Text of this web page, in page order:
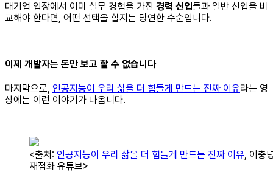
대기업 입장에서 이미 실무 경험을 가진 경력 신입들과 일반 신입을 비
교해야 한다면, 어떤 선택을 할지는 당연한 수순입니다.
이제 개발자는 돈만 보고 할 수 없습니다
마지막으로, 인공지능이 우리 삶을 더 힘들게 만드는 진짜 이유라는 영
상에는 이런 이야기가 나옵니다.
<출처: 인공지능이 우리 삶을 더 힘들게 만드는 진짜 이유, 이충
재점화 유튜브>